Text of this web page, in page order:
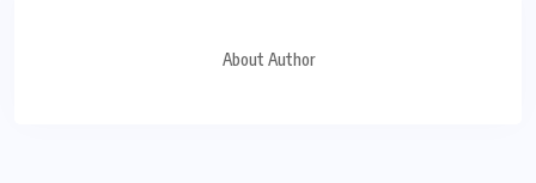
About Author